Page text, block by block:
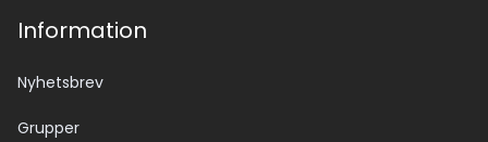
Information
Nyhetsbrev
Grupper